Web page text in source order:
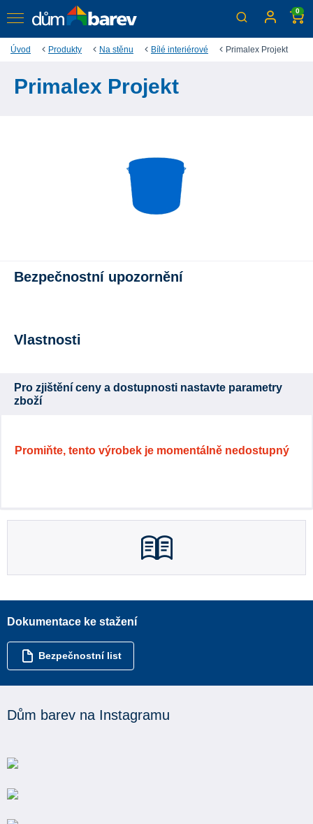
0
Úvod Produkty Na stěnu Bílé interiérové Primalex Projekt
Primalex Projekt
Bezpečnostní upozornění
Vlastnosti
Pro zjištění ceny a dostupnosti nastavte parametry
zboží
Promiňte, tento výrobek je momentálně nedostupný
Dokumentace ke stažení
Bezpečnostní list
Dům barev na Instagramu